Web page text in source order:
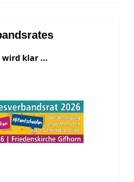
wird klar ...